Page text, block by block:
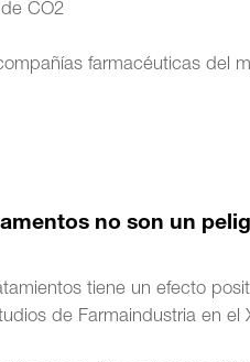
CO2
farmacéuticas del
no son un
tiene un efecto
de Farmaindustria en el